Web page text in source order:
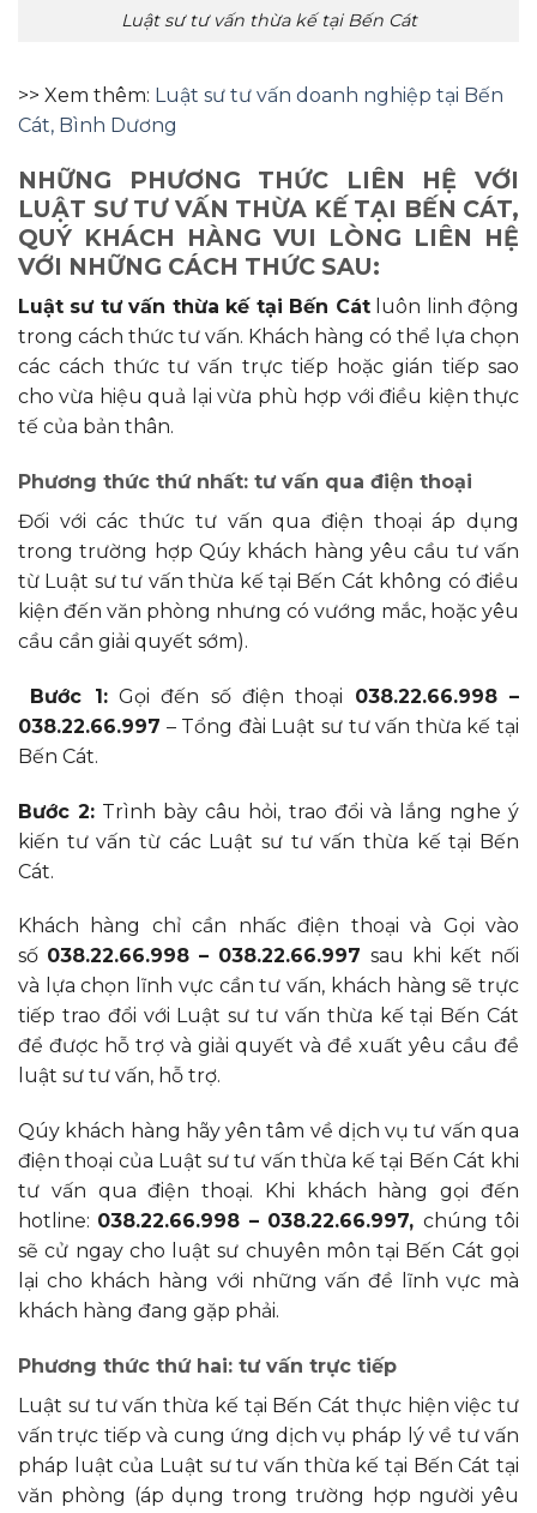
Luật sư tư vấn thừa kế tại Bến Cát
>> Xem thêm: Luật sư tư vấn doanh nghiệp tại Bến
Cát, Bình Dương
NHỮNG PHƯƠNG THỨC LIÊN HỆ VỚI
LUẬT SƯ TƯ VẤN THỪA KẾ TẠI BẾN CÁT,
QUÝ KHÁCH HÀNG VUI LÒNG LIÊN HỆ
VỚI NHỮNG CÁCH THỨC SAU:
Luật sư tư vấn thừa kế tại Bến Cátluôn linh động
trong cách thức tư vấn. Khách hàng có thể lựa chọn
các cách thức tư vấn trực tiếp hoặc gián tiếp sao
cho vừa hiệu quả lại vừa phù hợp với điều kiện thực
tế của bản thân.
Phương thức thứ nhất: tư vấn qua điện thoại
Đối với các thức tư vấn qua điện thoại áp dụng
trong trường hợp Qúy khách hàng yêu cầu tư vấn
từ Luật sư tư vấn thừa kế tại Bến Cát không có điều
kiện đến văn phòng nhưng có vướng mắc, hoặc yêu
cầu cần giải quyết sớm).
Bước 1:Gọi đến số điện thoại 038.22.66.998 –
038.22.66.997 – Tổng đài Luật sư tư vấn thừa kế tại
Bến Cát.
Bước 2: Trình bày câu hỏi, trao đổi và lắng nghe ý
kiến tư vấn từ các Luật sư tư vấn thừa kế tại Bến
Cát.
Khách hàng chỉ cần nhấc điện thoại và Gọi vào
số 038.22.66.998 – 038.22.66.997 sau khi kết nối
và lựa chọn lĩnh vực cần tư vấn, khách hàng sẽ trực
tiếp trao đổi với Luật sư tư vấn thừa kế tại Bến Cát
để được hỗ trợ và giải quyết và đề xuất yêu cầu đề
luật sư tư vấn, hỗ trợ.
Qúy khách hàng hãy yên tâm về dịch vụ tư vấn qua
điện thoại của Luật sư tư vấn thừa kế tại Bến Cát khi
tư vấn qua điện thoại. Khi khách hàng gọi đến
hotline: 038.22.66.998 – 038.22.66.997, chúng tôi
sẽ cử ngay cho luật sư chuyên môn tại Bến Cát gọi
lại cho khách hàng với những vấn đề lĩnh vực mà
khách hàng đang gặp phải.
Phương thức thứ hai: tư vấn trực tiếp
Luật sư tư vấn thừa kế tại Bến Cát thực hiện việc tư
vấn trực tiếp và cung ứng dịch vụ pháp lý về tư vấn
pháp luật của Luật sư tư vấn thừa kế tại Bến Cát tại
văn phòng (áp dụng trong trường hợp người yêu